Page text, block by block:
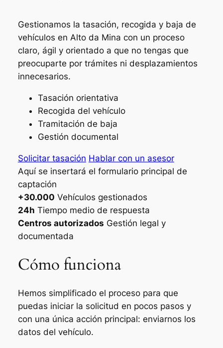
Gestionamos la tasación, recogida y baja de
vehículos en Alto da Mina con un proceso
claro, ágil y orientado a que no tengas que
preocuparte por trámites ni desplazamientos
innecesarios.
Tasación orientativa
Recogida del vehículo
Tramitación de baja
Gestión documental
Solicitar tasación Hablar con un asesor
Aquí se insertará el formulario principal de
captación
+30.000 Vehículos gestionados
24h Tiempo medio de respuesta
Centros autorizados Gestión legal y
documentada
Cómo funciona
Hemos simplificado el proceso para que
puedas iniciar la solicitud en pocos pasos y
con una única acción principal: enviarnos los
datos del vehículo.